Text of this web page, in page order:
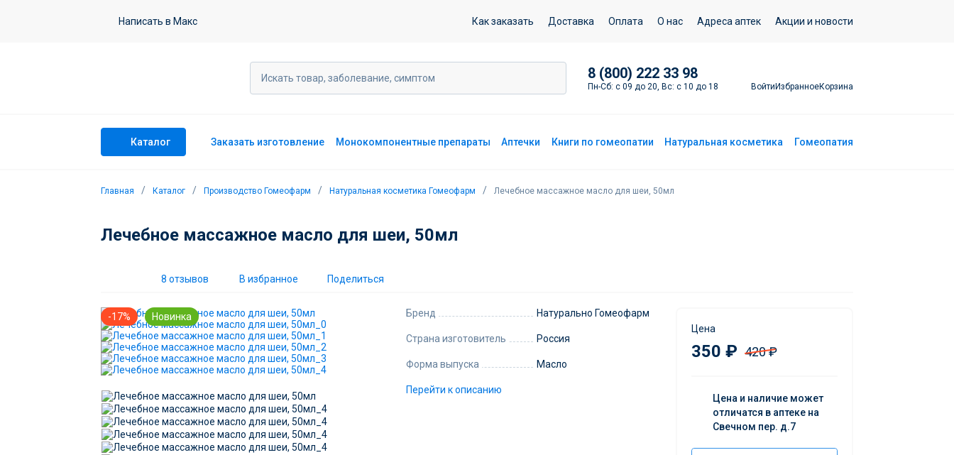
Написать в Макс Как заказать Доставка Оплата О нас Адреса аптек Акции и новости
8 (800) 222 33 98
Пн-Сб: с 09 до 20, Вс: с 10 до 18 ВойтиИзбранноеКорзина
Каталог Заказать изготовление Монокомпонентные препараты Аптечки Книги по гомеопатии Натуральная косметика Гомеопатия
Главная Каталог Производство Гомеофарм Натуральная косметика Гомеофарм Лечебное массажное масло для шеи, 50мл
Лечебное массажное масло для шеи, 50мл
Добавить в корзину
8 отзывов В избранное Поделиться
-17% Новинка Бренд Натурально Гомеофарм
Страна изготовитель Россия
Форма выпуска Масло
Перейти к описанию
Цена
350 ₽ 420 ₽
Цена и наличие может
отличатся в аптеке на
Свечном пер. д.7